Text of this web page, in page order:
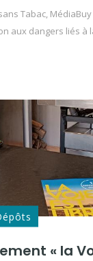
Tabac,
aux dangers liés à
« la